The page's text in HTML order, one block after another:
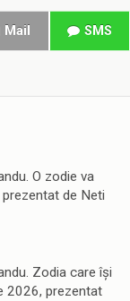
Mail SMS
O zodie va
de Neti
Zodia care își
2026, prezentat